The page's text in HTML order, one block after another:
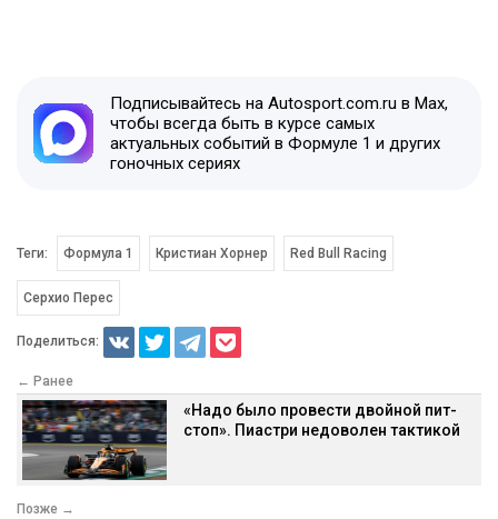
Подписывайтесь на Autosport.com.ru в Max,
чтобы всегда быть в курсе самых
актуальных событий в Формуле 1 и других
гоночных сериях
Теги: Формула 1 Кристиан Хорнер Red Bull Racing
Серхио Перес
Поделиться:
← Ранее
«Надо было провести двойной пит-
стоп». Пиастри недоволен тактикой
Позже →